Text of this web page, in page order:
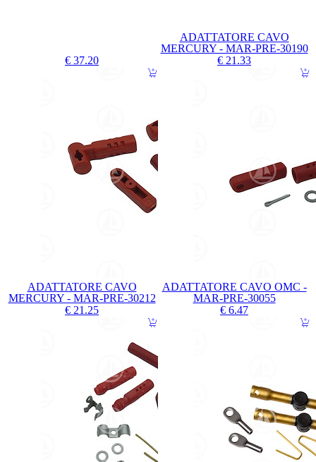
€ 37.20
ADATTATORE CAVO
MERCURY - MAR-PRE-30190
€ 21.33
ADATTATORE CAVO
MERCURY - MAR-PRE-30212
€ 21.25
ADATTATORE CAVO OMC -
MAR-PRE-30055
€ 6.47